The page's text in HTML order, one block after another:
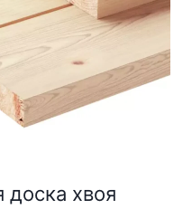
доска хвоя